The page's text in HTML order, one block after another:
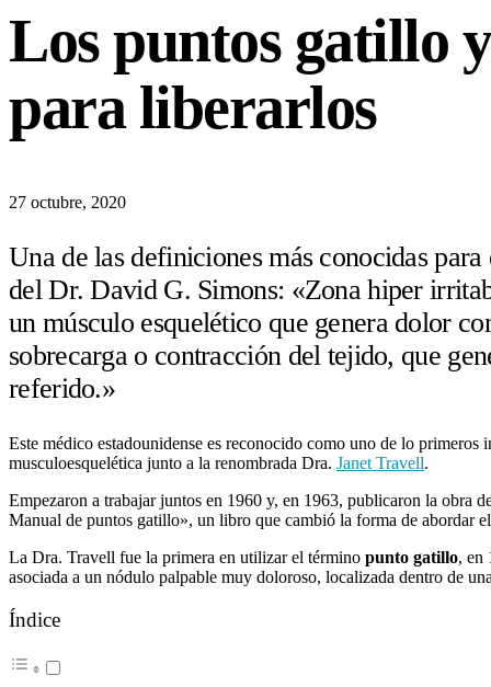
Los puntos gatillo
para liberarlos
27 octubre, 2020
Una de las definiciones más conocidas
del Dr. David G. Simons: «Zona hiper
un músculo esquelético que genera dolor
sobrecarga o contracción del tejido, que
referido.»
Este médico estadounidense es reconocido como uno de lo primeros
musculoesquelética junto a la renombrada Dra. Janet Travell.
Empezaron a trabajar juntos en 1960 y, en 1963, publicaron la obra
Manual de puntos gatillo», un libro que cambió la forma de abordar
La Dra. Travell fue la primera en utilizar el término punto gatillo, en
asociada a un nódulo palpable muy doloroso, localizada dentro de
Índice